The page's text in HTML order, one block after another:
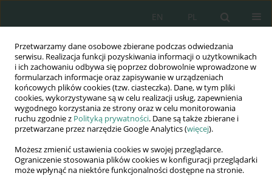
Przetwarzamy dane osobowe zbierane podczas odwiedzania
serwisu. Realizacja funkcji pozyskiwania informacji o użytkownikach
i ich zachowaniu odbywa się poprzez dobrowolnie wprowadzone w
formularzach informacje oraz zapisywanie w urządzeniach
końcowych plików cookies (tzw. ciasteczka). Dane, w tym pliki
cookies, wykorzystywane są w celu realizacji usług, zapewnienia
wygodnego korzystania ze strony oraz w celu monitorowania
ruchu zgodnie z Polityką prywatności. Dane są także zbierane i
przetwarzane przez narzędzie Google Analytics (więcej).
Możesz zmienić ustawienia cookies w swojej przeglądarce.
Ograniczenie stosowania plików cookies w konfiguracji przeglądarki
może wpłynąć na niektóre funkcjonalności dostępne na stronie.
PL
EN
Wydawnictwo
AWSGE
Akademia Nauk Stosowanych
WSGE
im. Alcide De Gasperi